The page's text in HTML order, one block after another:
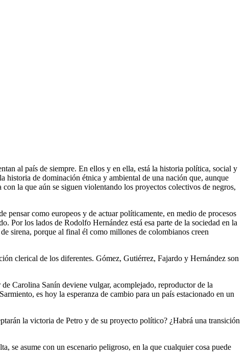
al país de siempre. En ellos y en ella, está la historia política, social y
de dominación étnica y ambiental de una nación que, aunque
la que aún se siguen violentando los proyectos colectivos de negros,
pensar como europeos y de actuar políticamente, en medio de procesos
Por los lados de Rodolfo Hernández está esa parte de la sociedad en la
sirena, porque al final él como millones de colombianos creen
clerical de los diferentes. Gómez, Gutiérrez, Fajardo y Hernández son
Carolina Sanín deviene vulgar, acomplejado, reproductor de la
es hoy la esperanza de cambio para un país estacionado en un
la victoria de Petro y de su proyecto político? ¿Habrá una transición
se asume con un escenario peligroso, en la que cualquier cosa puede